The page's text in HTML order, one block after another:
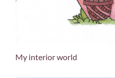
My interior world